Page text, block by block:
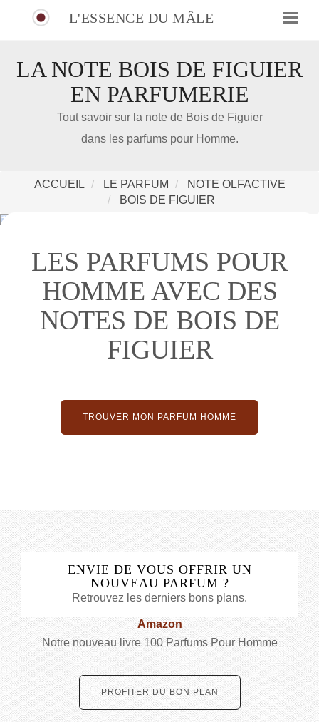
L'ESSENCE DU MÂLE
LA NOTE BOIS DE FIGUIER
EN PARFUMERIE
Tout savoir sur la note de Bois de Figuier
dans les parfums pour Homme.
ACCUEIL LE PARFUM
NOTE OLFACTIVE
BOIS DE FIGUIER
LES PARFUMS POUR
HOMME AVEC DES
NOTES DE BOIS DE
FIGUIER
TROUVER MON PARFUM HOMME
ENVIE DE VOUS OFFRIR UN
NOUVEAU PARFUM ?
Retrouvez les derniers bons plans.
Amazon
Notre nouveau livre 100 Parfums Pour Homme
PROFITER DU BON PLAN
IDÉE CADEAU DE NOËL
Notre nouveau livre 100 Parfums Pour Homme